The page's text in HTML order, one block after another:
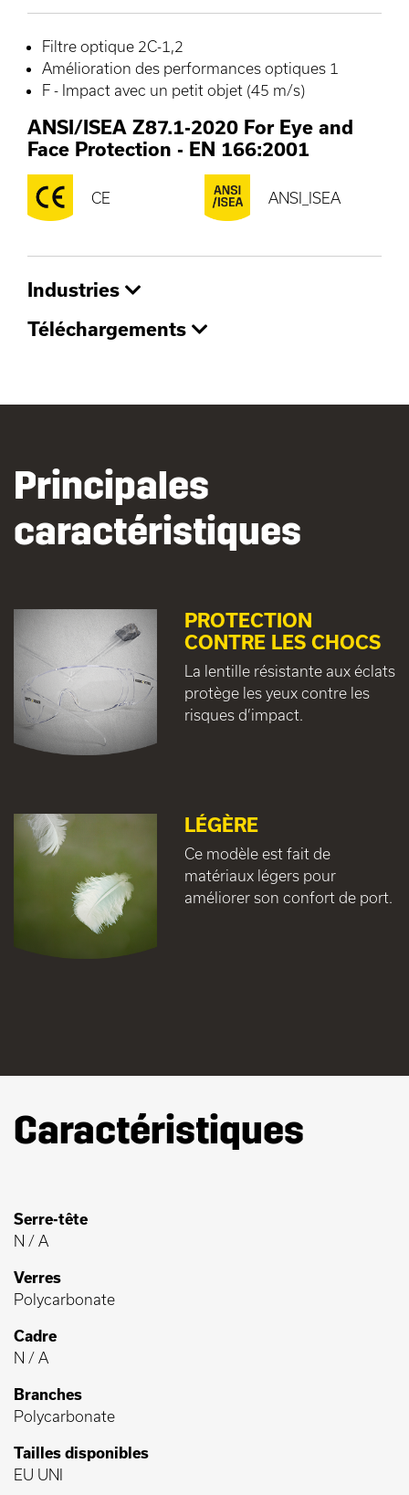
Filtre optique 2C-1,2
Amélioration des performances optiques 1
F - Impact avec un petit objet (45 m/s)
ANSI/ISEA Z87.1-2020 For Eye and
Face Protection - EN 166:2001
CE ANSI_ISEA
Industries
Téléchargements
Principales
caractéristiques
PROTECTION
CONTRE LES CHOCS
La lentille résistante aux éclats
protège les yeux contre les
risques d’impact.
LÉGÈRE
Ce modèle est fait de
matériaux légers pour
améliorer son confort de port.
Caractéristiques
Serre-tête
N / A
Verres
Polycarbonate
Cadre
N / A
Branches
Polycarbonate
Tailles disponibles
EU UNI